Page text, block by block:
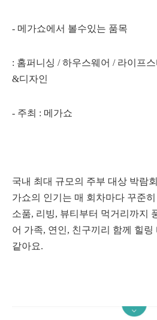
- 메가쇼에서 볼수있는 품목
: 홈퍼니싱 / 하우스웨어 / 라이프
&디자인
- 주최 : 메가쇼
국내 최대 규모의 주부 대상 박람
가쇼의 인기는 매 회차마다 꾸준
소품, 리빙, 뷰티부터 먹거리까지
어 가족, 연인, 친구끼리 함께 힐링
같아요.